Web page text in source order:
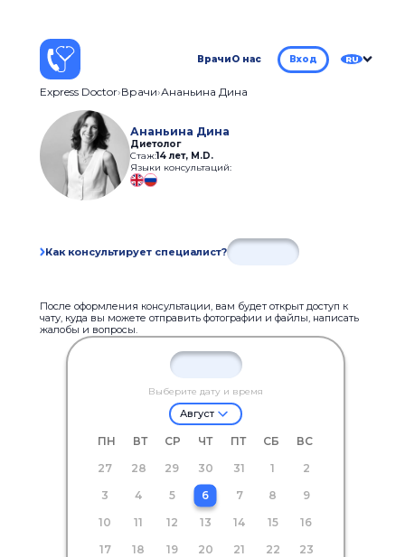
ВрачиО нас Вход RU
Express Doctor Врачи Ананьина Дина
Ананьина Дина
Диетолог
Стаж:14 лет, M.D.
Языки консультаций:
Как консультирует специалист?
После оформления консультации, вам будет открыт доступ к
чату, куда вы можете отправить фотографии и файлы, написать
жалобы и вопросы.
Выберите дату и время
Август
ПН ВТ СР ЧТ ПТ СБ
ВС
27
28 29 30 31 1
2
3
4 5 6 7 8
9
10
11 12 13 14 15
16
17
18 19 20 21 22
23